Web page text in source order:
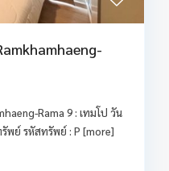
Rama 9 : เทมโป วัน
พย์ รหัสทรัพย์ : P [more]